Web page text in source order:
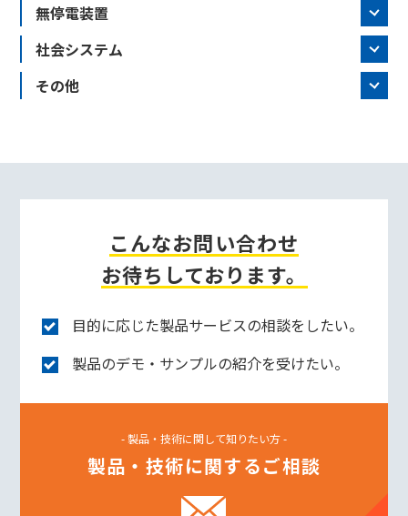
無停電装置
社会システム
その他
こんなお問い合わせ
お待ちしております。
目的に応じた製品サービスの相談をしたい。
製品のデモ・サンプルの紹介を受けたい。
- 製品・技術に関して知りたい方 -
製品・技術に関するご相談